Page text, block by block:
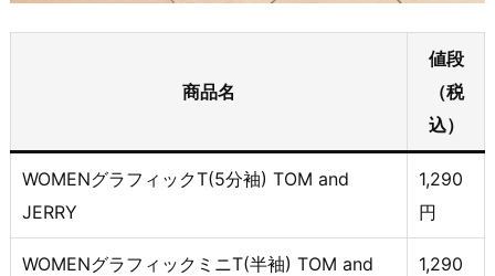
商品名
値段
（税
込）
WOMENグラフィックT(5分袖) TOM and
JERRY
1,290
円
WOMENグラフィックミニT(半袖) TOM and
1,290